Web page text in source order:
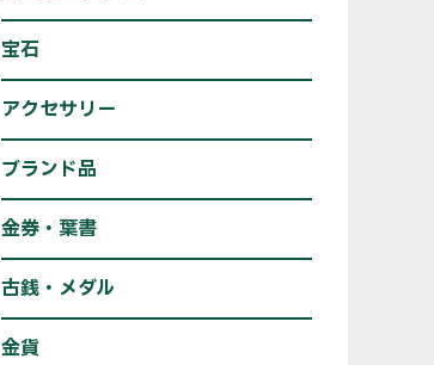
宝石
アクセサリー
ブランド品
金券・葉書
古銭・メダル
金貨